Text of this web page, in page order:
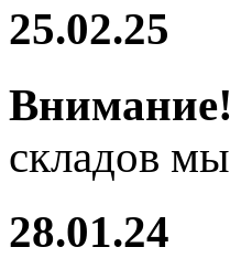
25.02.25
Внимание!
складов мы
28.01.24